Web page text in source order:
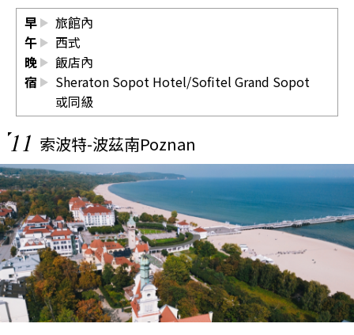
早
旅館內
午
西式
晚
飯店內
宿
Sheraton Sopot Hotel/Sofitel Grand Sopot
或同級
11 索波特-波茲南Poznan